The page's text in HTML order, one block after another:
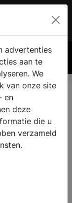
€ 0.00
advertenties
aan te
We
van onze site
en
deze
die u
verzameld